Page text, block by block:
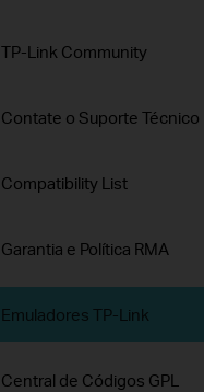
TP-Link Community
Contate o Suporte Técnico
Compatibility List
Garantia e Política RMA
Emuladores TP-Link
Central de Códigos GPL